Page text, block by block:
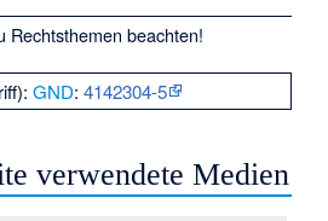
Rechtsthemen beachten!
GND:4142304-5
verwendete Medien